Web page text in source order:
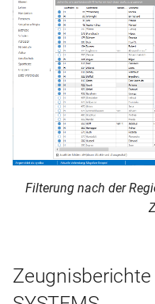
s
Halbjahreswechsel
Schuljahreswechsel
Sonderfälle in der
Schullaufbahn
Zeugnisdaten
Durchschnitt/Abschluss
berechnen
Die Fachoberschule
Statistik
Filterung nach der
Zeugnisberichte